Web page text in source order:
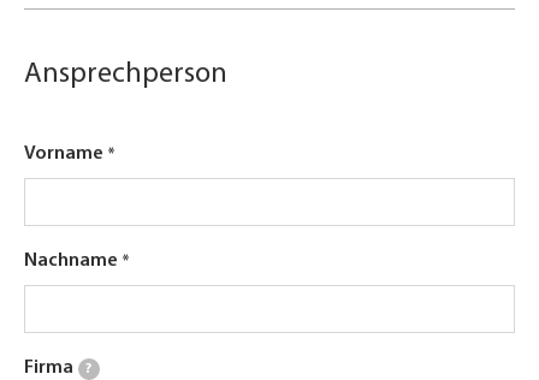
Ansprechperson
Vorname
Nachname
Firma ?